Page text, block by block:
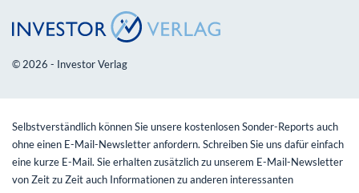
© 2026 - Investor Verlag
Selbstverständlich können Sie unsere kostenlosen Sonder-Reports auch
ohne einen E-Mail-Newsletter anfordern. Schreiben Sie uns dafür einfach
eine kurze E-Mail. Sie erhalten zusätzlich zu unserem E-Mail-Newsletter
von Zeit zu Zeit auch Informationen zu anderen interessanten